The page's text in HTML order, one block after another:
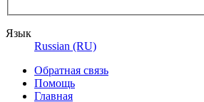
Язык
Russian (RU)
Обратная связь
Помощь
Главная